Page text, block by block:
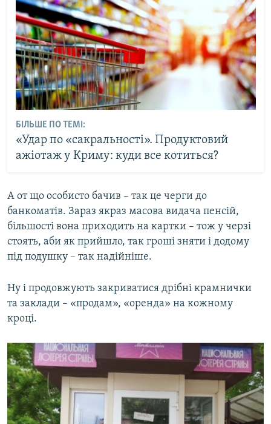
БІЛЬШЕ ПО ТЕМІ:
«Удар по «сакральності». Продуктовий
ажіотаж у Криму: куди все котиться?
А от що особисто бачив – так це черги до
банкоматів. Зараз якраз масова видача пенсій,
більшості вона приходить на картки – тож у черзі
стоять, аби як прийшло, так гроші зняти і додому
під подушку – так надійніше.
Ну і продовжують закриватися дрібні крамнички
та заклади – «продам», «оренда» на кожному
кроці.